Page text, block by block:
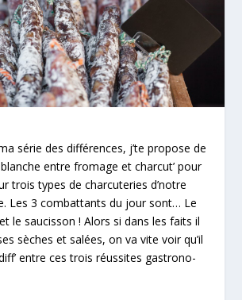
série des différences, j’te propose de
entre fromage et charcut’ pour
trois types de charcuteries d’notre
Les 3 combattants du jour sont… Le
le saucisson ! Alors si dans les faits il
sèches et salées, on va vite voir qu’il
entre ces trois réussites gastrono-